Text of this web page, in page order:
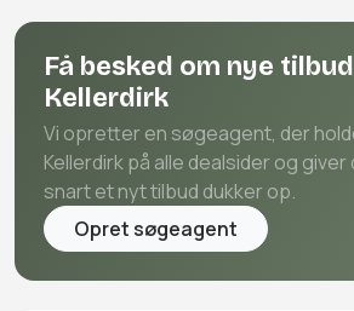
Få besked om nye
Kellerdirk
Vi opretter en søgeagent, der
Kellerdirk på alle dealsider og
snart et nyt tilbud dukker op.
Opret søgeagent